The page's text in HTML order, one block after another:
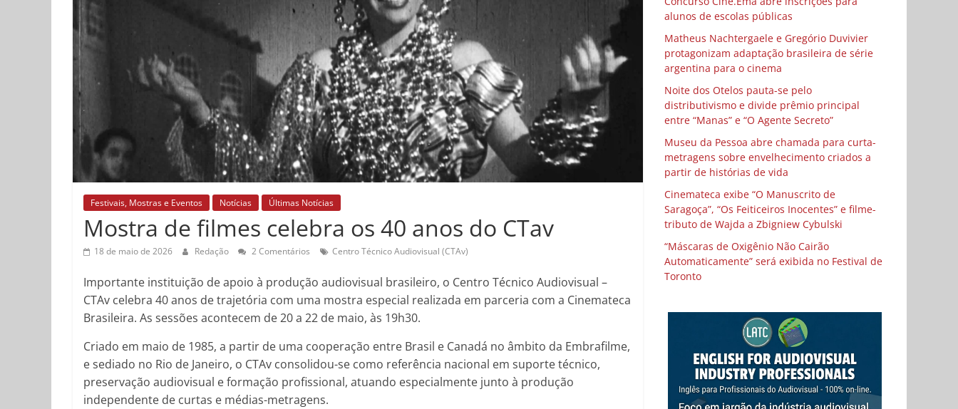
Festivais, Mostras e Eventos Notícias Últimas Notícias
Mostra de filmes celebra os 40 anos do CTav
18 de maio de 2026 Redação 2 Comentários Centro Técnico Audiovisual (CTAv)
Importante instituição de apoio à produção audiovisual brasileiro, o Centro Técnico Audiovisual –
CTAv celebra 40 anos de trajetória com uma mostra especial realizada em parceria com a Cinemateca
Brasileira. As sessões acontecem de 20 a 22 de maio, às 19h30.
Criado em maio de 1985, a partir de uma cooperação entre Brasil e Canadá no âmbito da Embrafilme,
e sediado no Rio de Janeiro, o CTAv consolidou-se como referência nacional em suporte técnico,
preservação audiovisual e formação profissional, atuando especialmente junto à produção
independente de curtas e médias-metragens.
alunos de escolas públicas
Matheus Nachtergaele e Gregório Duvivier
protagonizam adaptação brasileira de série
argentina para o cinema
Noite dos Otelos pauta-se pelo
distributivismo e divide prêmio principal
entre “Manas” e “O Agente Secreto”
Museu da Pessoa abre chamada para curta-
metragens sobre envelhecimento criados a
partir de histórias de vida
Cinemateca exibe “O Manuscrito de
Saragoça”, “Os Feiticeiros Inocentes” e filme-
tributo de Wajda a Zbigniew Cybulski
“Máscaras de Oxigênio Não Cairão
Automaticamente” será exibida no Festival de
Toronto